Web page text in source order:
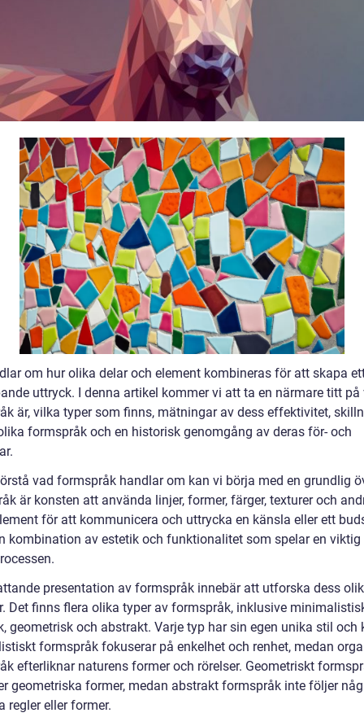
om hur olika delar och element kombineras för att skapa
uttryck. I denna artikel kommer vi att ta en närmare titt på
är, vilka typer som finns, mätningar av dess effektivitet,
formspråk och en historisk genomgång av deras för- och
vad formspråk handlar om kan vi börja med en grundlig
är konsten att använda linjer, former, färger, texturer och
för att kommunicera och uttrycka en känsla eller ett
kombination av estetik och funktionalitet som spelar en viktig
presentation av formspråk innebär att utforska dess
Det finns flera olika typer av formspråk, inklusive
geometrisk och abstrakt. Varje typ har sin egen unika stil och
formspråk fokuserar på enkelhet och renhet, medan
efterliknar naturens former och rörelser. Geometriskt
geometriska former, medan abstrakt formspråk inte följer
regler eller former.